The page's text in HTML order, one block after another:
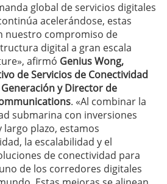
global de servicios digitales
acelerándose, estas
nuestro compromiso de
digital a gran escala
afirmó Genius Wong,
de Servicios de Conectividad
y Director de
. «Al combinar la
submarina con inversiones
plazo, estamos
la escalabilidad y el
de conectividad para
de los corredores digitales